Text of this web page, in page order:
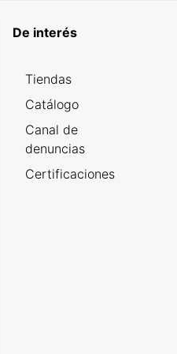
De interés
Tiendas
Catálogo
Canal de
denuncias
Certificaciones